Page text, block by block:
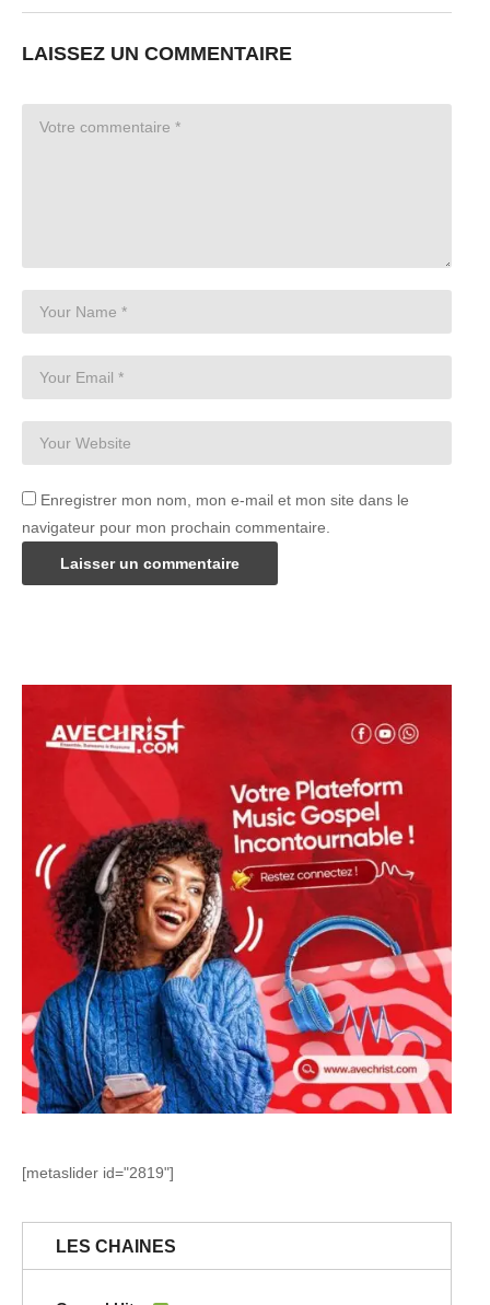
LAISSEZ UN COMMENTAIRE
Enregistrer mon nom, mon e-mail et mon site dans le
navigateur pour mon prochain commentaire.
[metaslider id="2819"]
LES CHAINES